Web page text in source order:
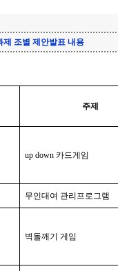
제 조별 제안발표 내용
주제
up down 카드게임
무인대여 관리프로그램
벽돌깨기 게임